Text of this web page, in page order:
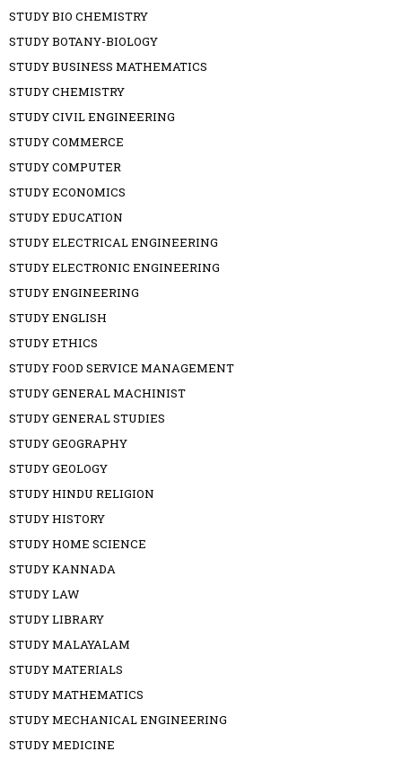
STUDY BIO CHEMISTRY
STUDY BOTANY-BIOLOGY
STUDY BUSINESS MATHEMATICS
STUDY CHEMISTRY
STUDY CIVIL ENGINEERING
STUDY COMMERCE
STUDY COMPUTER
STUDY ECONOMICS
STUDY EDUCATION
STUDY ELECTRICAL ENGINEERING
STUDY ELECTRONIC ENGINEERING
STUDY ENGINEERING
STUDY ENGLISH
STUDY ETHICS
STUDY FOOD SERVICE MANAGEMENT
STUDY GENERAL MACHINIST
STUDY GENERAL STUDIES
STUDY GEOGRAPHY
STUDY GEOLOGY
STUDY HINDU RELIGION
STUDY HISTORY
STUDY HOME SCIENCE
STUDY KANNADA
STUDY LAW
STUDY LIBRARY
STUDY MALAYALAM
STUDY MATERIALS
STUDY MATHEMATICS
STUDY MECHANICAL ENGINEERING
STUDY MEDICINE